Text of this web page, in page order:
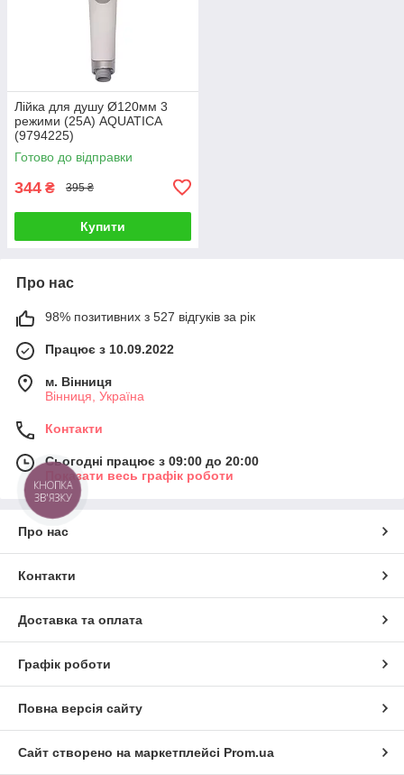
Лійка для душу Ø120мм 3
режими (25A) AQUATICA
(9794225)
Готово до відправки
344 ₴ 395 ₴
Купити
Про нас
98% позитивних з 527 відгуків за рік
Працює з 10.09.2022
м. Вінниця
Вінниця, Україна
Контакти
Сьогодні працює з 09:00 до 20:00
Показати весь графік роботи
Про нас
Контакти
Доставка та оплата
Графік роботи
Повна версія сайту
Сайт створено на маркетплейсі Prom.ua
КНОПКА
ЗВ'ЯЗКУ